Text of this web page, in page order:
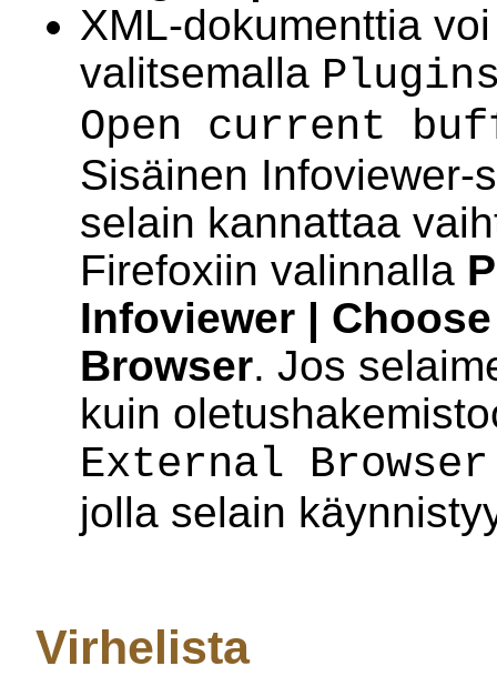
XML-dokumenttia
valitsemalla
Open current
Sisäinen Infoviewer-
selain kannattaa
Firefoxiin valinnalla
Infoviewer |
Browser. Jos
kuin
External Browser
jolla selain
Virhelista